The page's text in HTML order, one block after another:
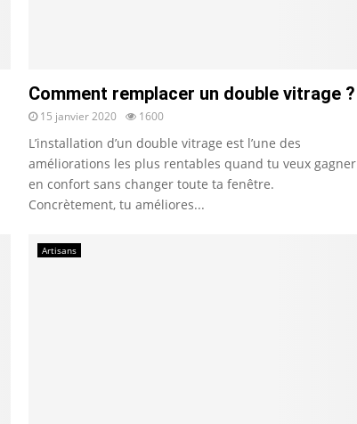
Comment remplacer un double vitrage ?
15 janvier 2020 1600
L’installation d’un double vitrage est l’une des
améliorations les plus rentables quand tu veux gagner
en confort sans changer toute ta fenêtre.
Concrètement, tu améliores...
Artisans